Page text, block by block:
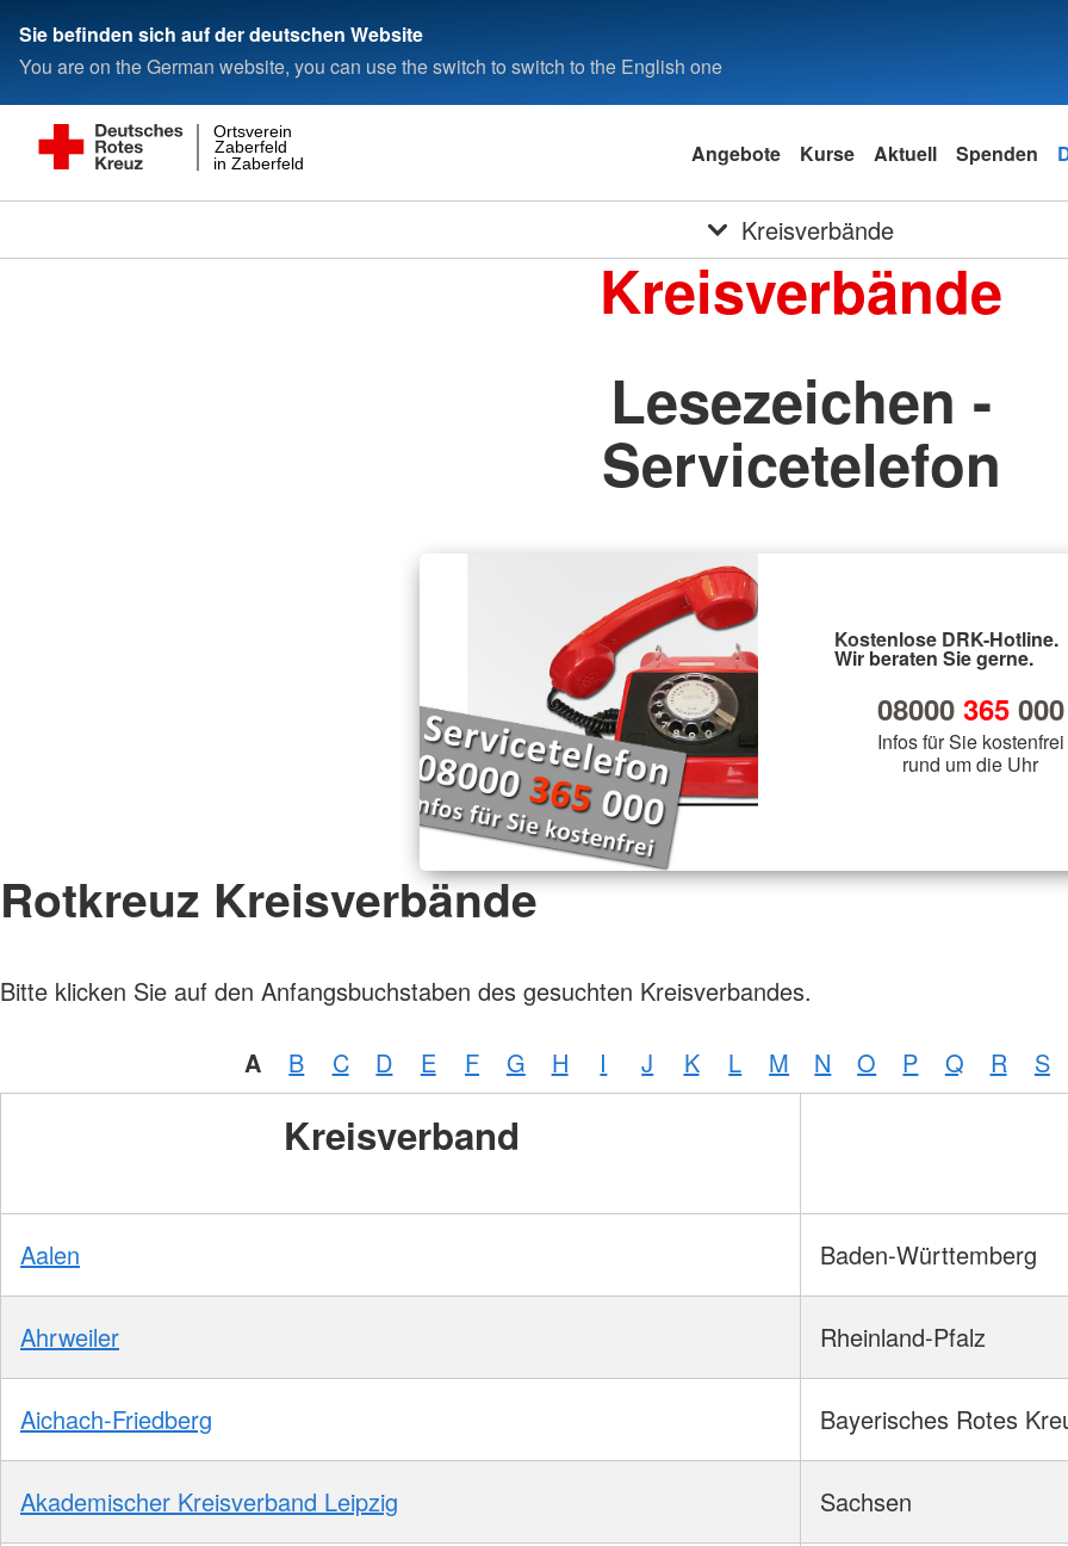
Sie befinden sich auf der deutschen Website
You are on the German website, you can use the switch to switch to the English one
in Zaberfeld
Zaberfeld
Ortsverein
Angebote Kurse Aktuell Spenden
Kreisverbände
Kreisverbände
Lesezeichen -
Servicetelefon
Kostenlose DRK-Hotline.
Wir beraten Sie gerne.
08000 365000
Infos für Sie kostenfrei
rund um die Uhr
Rotkreuz Kreisverbände
Bitte klicken Sie auf den Anfangsbuchstaben des gesuchten Kreisverbandes.
A B C D E F G H I J K L M N O P Q R S
Kreisverband
Aalen Baden-Württemberg
Ahrweiler Rheinland-Pfalz
Aichach-Friedberg Bayerisches Rotes
Akademischer Kreisverband Leipzig Sachsen